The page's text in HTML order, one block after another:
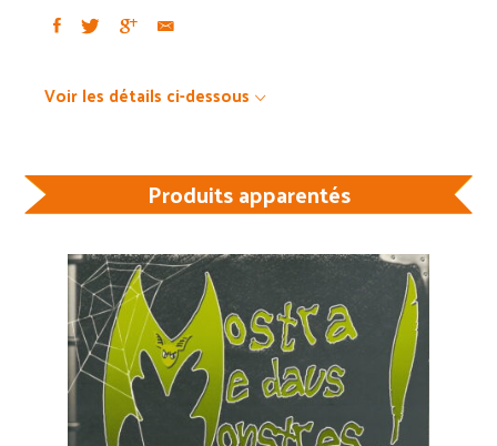
Voir les détails ci-dessous
Produits apparentés